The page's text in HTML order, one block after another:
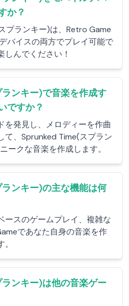
か？
プランキー)は、Retro Game
バイスの両方でプレイ可能で
んでください！
ンキー)で音楽を作成す
ですか？
を発見し、メロディーを作曲
て、Sprunked Time(スプラン
ークな音楽を作成します。
ンキー)の主な機能は何
ースのゲームプレイ、複雑な
であなた自身の音楽を作
ンキー)は他の音楽ゲー